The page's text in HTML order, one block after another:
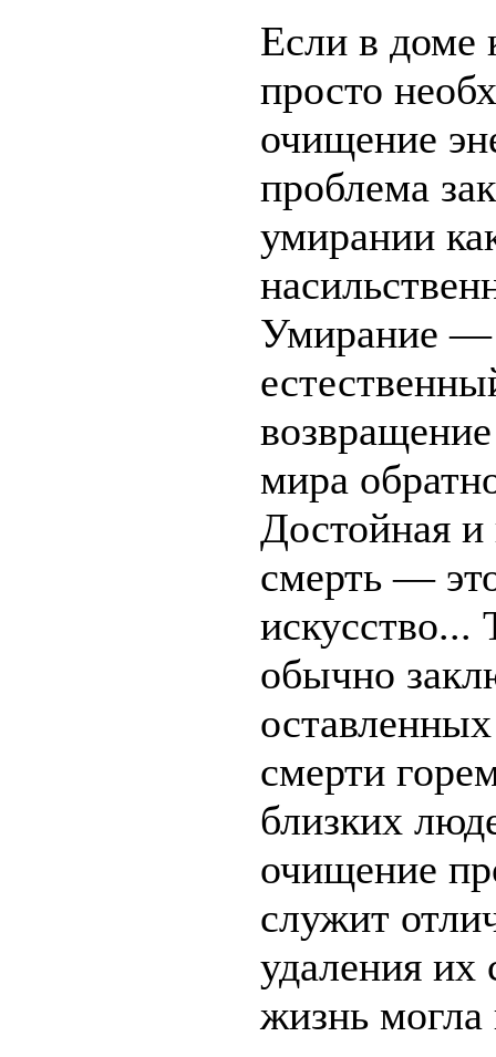
Если в доме
просто
очищение
проблема
умирании
Умирание —
мира
Достойная и
смерть —
искусство...
обычно
смерти
близких
очищение
служит
удаления их
жизнь могла